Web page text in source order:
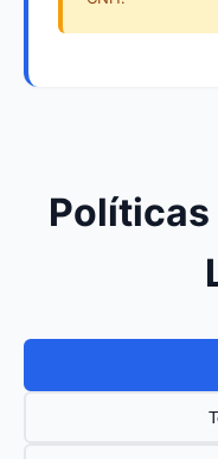
Políticas